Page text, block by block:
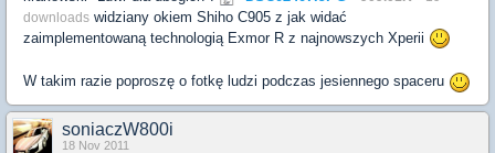
downloads widziany okiem Shiho C905 z jak widać
zaimplementowaną technologią Exmor R z najnowszych Xperii
W takim razie poproszę o fotkę ludzi podczas jesiennego spaceru
soniaczW800i
18 Nov 2011